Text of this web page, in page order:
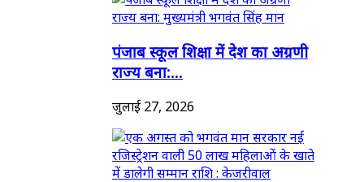
पंजाब स्कूल शिक्षा में देश का अग्रणी
राज्य बना:...
जुलाई 27, 2026